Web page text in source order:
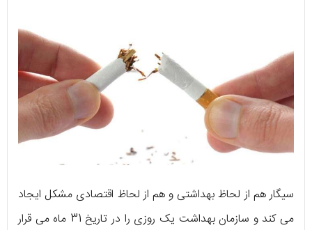
سیگار هم از لحاظ بهداشتی و هم از لحاظ اقتصادی مشکل ایجاد
می کند و سازمان بهداشت یک روزی را در تاریخ 31 ماه می قرار